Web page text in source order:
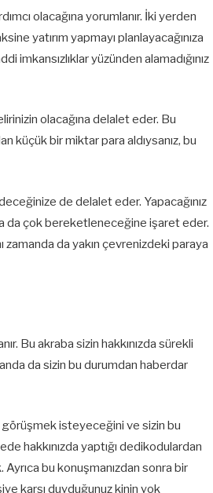
olacağına yorumlanır. İki yerden
yatırım yapmayı planlayacağınıza
imkansızlıklar yüzünden alamadığınız
olacağına delalet eder. Bu
küçük bir miktar para aldıysanız, bu
de delalet eder. Yapacağınız
da çok bereketleneceğine işaret eder.
zamanda da yakın çevrenizdeki paraya
Bu akraba sizin hakkınızda sürekli
da sizin bu durumdan haberdar
görüşmek isteyeceğini ve sizin bu
hakkınızda yaptığı dedikodulardan
bu konuşmanızdan sonra bir
karşı duyduğunuz kinin yok